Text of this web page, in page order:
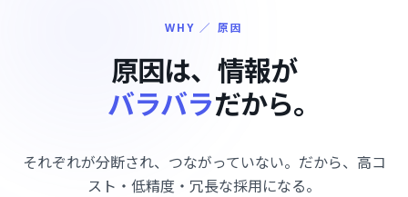
WHY ／ 原因
原因は、情報が
バラバラだから。
それぞれが分断され、つながっていない。だから、高コ
スト・低精度・冗長な採用になる。